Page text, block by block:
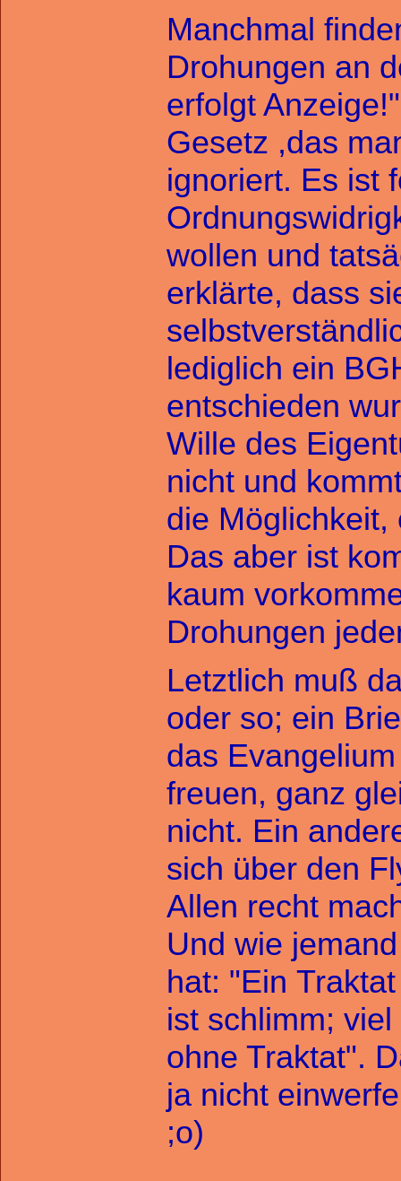
Manchmal
Drohungen an
erfolgt
Gesetz ,das
ignoriert. Es ist
wollen und
erklärte, dass
lediglich ein
entschieden
Wille des
nicht und
die
Das aber ist
kaum
Drohungen
Letztlich muß
oder so; ein
das
freuen, ganz
nicht. Ein
sich über den
Allen recht
Und wie
hat: "Ein
ist schlimm;
ohne Traktat".
ja nicht
;o)